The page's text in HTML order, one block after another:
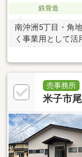
鉄骨造
南沖洲5丁目・角
く事業用として活
売事務所
米子市